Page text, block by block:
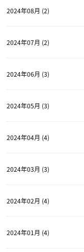
2024年08月 (2)
2024年07月 (2)
2024年06月 (3)
2024年05月 (3)
2024年04月 (4)
2024年03月 (3)
2024年02月 (4)
2024年01月 (4)